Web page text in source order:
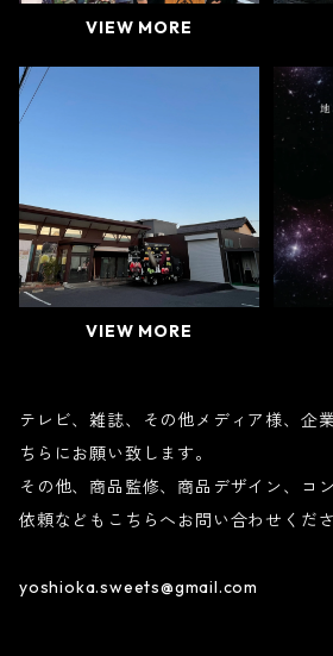
VIEW MORE
VIEW MORE
テレビ、雑誌、その他メディア様、企
ちらにお願い致します。
その他、商品監修、商品デザイン、コ
依頼などもこちらへお問い合わせくださ
yoshioka.sweets@gmail.com